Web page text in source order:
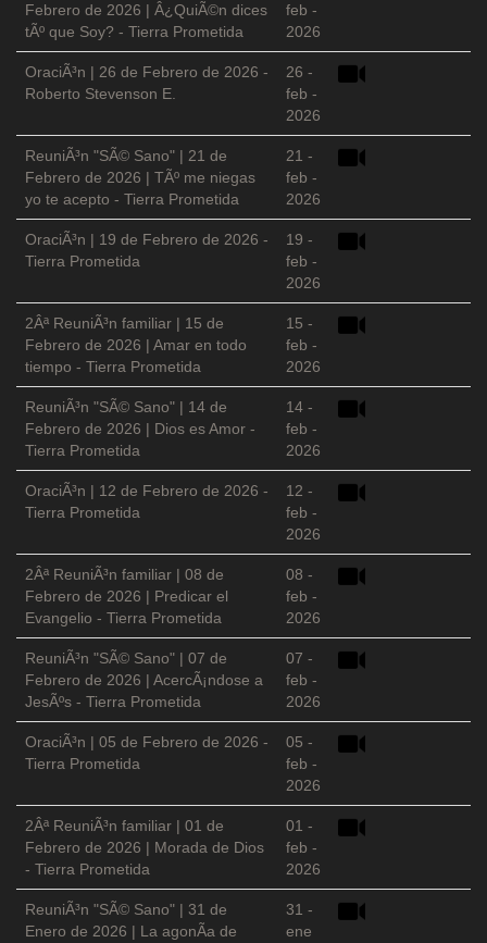
Febrero de 2026 | Â¿QuiÃ©n dices
tÃº que Soy? - Tierra Prometida
feb -
2026
OraciÃ³n | 26 de Febrero de 2026 -
Roberto Stevenson E.
26 -
feb -
2026
ReuniÃ³n "SÃ© Sano" | 21 de
Febrero de 2026 | TÃº me niegas
yo te acepto - Tierra Prometida
21 -
feb -
2026
OraciÃ³n | 19 de Febrero de 2026 -
Tierra Prometida
19 -
feb -
2026
2Âª ReuniÃ³n familiar | 15 de
Febrero de 2026 | Amar en todo
tiempo - Tierra Prometida
15 -
feb -
2026
ReuniÃ³n "SÃ© Sano" | 14 de
Febrero de 2026 | Dios es Amor -
Tierra Prometida
14 -
feb -
2026
OraciÃ³n | 12 de Febrero de 2026 -
Tierra Prometida
12 -
feb -
2026
2Âª ReuniÃ³n familiar | 08 de
Febrero de 2026 | Predicar el
Evangelio - Tierra Prometida
08 -
feb -
2026
ReuniÃ³n "SÃ© Sano" | 07 de
Febrero de 2026 | AcercÃ¡ndose a
JesÃºs - Tierra Prometida
07 -
feb -
2026
OraciÃ³n | 05 de Febrero de 2026 -
Tierra Prometida
05 -
feb -
2026
2Âª ReuniÃ³n familiar | 01 de
Febrero de 2026 | Morada de Dios
- Tierra Prometida
01 -
feb -
2026
ReuniÃ³n "SÃ© Sano" | 31 de
Enero de 2026 | La agonÃ­a de
31 -
ene